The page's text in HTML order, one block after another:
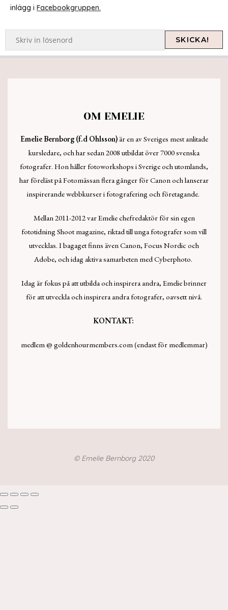
inlägg i Facebookgruppen.
OM EMELIE
Emelie Bernborg (f.d Ohlsson)är en av Sveriges mest anlitade
kursledare, och har sedan 2008 utbildat över 7000 svenska
fotografer. Hon håller fotoworkshops i Sverige och utomlands,
har föreläst på Fotomässan flera gånger för Canon och lanserar
inspirerande webbkurser i fotografering och företagande.
Mellan 2011-2012 var Emelie chefredaktör för sin egen
fototidning Shoot magazine, riktad till unga fotografer som vill
utvecklas. I bagaget finns även Canon, Focus Nordic och
Adobe, och idag aktiva samarbeten med Cyberphoto.
Idag är fokus på att utbilda och inspirera andra, Emelie brinner
för att utveckla och inspirera andra fotografer, oavsett nivå.
KONTAKT:
medlem @ goldenhourmembers.com (endast för medlemmar)
© Emelie Bernborg 2020